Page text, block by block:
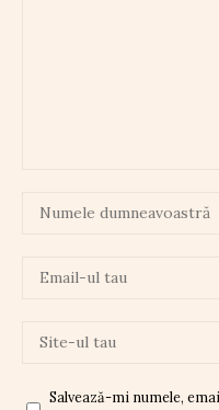
Salvează-mi numele,